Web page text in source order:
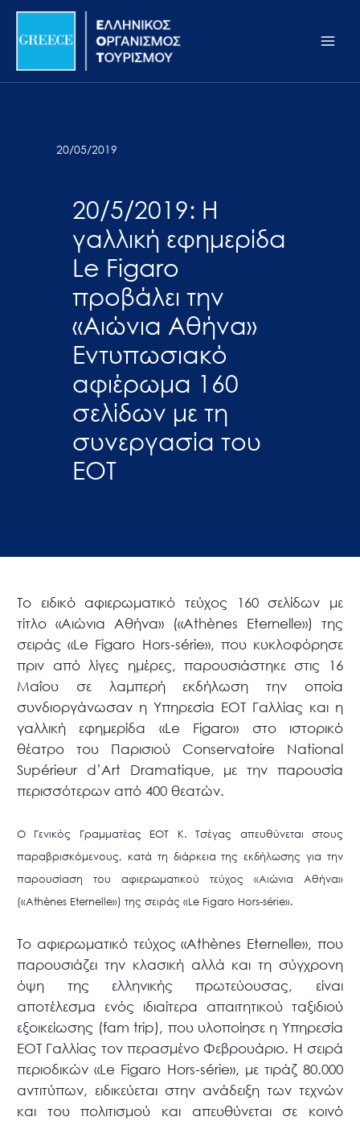
Σημείωση:
ιστότοπος
προσβασιμότητας.
Μετάβαση
περιεχόμενο
20/05/2019
20/5/2019: Η
γαλλική εφημερίδα
Le Figaro
προβάλει την
«Αιώνια Αθήνα»
Εντυπωσιακό
αφιέρωμα 160
σελίδων με τη
συνεργασία του
ΕΟΤ
Το ειδικό αφιερωματικό τεύχος 160 σελίδων με
τίτλο «Αιώνια Αθήνα» («Athènes Eternelle») της
σειράς «Le Figaro Hors-série», που κυκλοφόρησε
πριν από λίγες ημέρες, παρουσιάστηκε στις 16
Μαΐου σε λαμπερή εκδήλωση την οποία
συνδιοργάνωσαν η Υπηρεσία ΕΟΤ Γαλλίας και η
γαλλική εφημερίδα «Le Figaro» στο ιστορικό
θέατρο του Παρισιού Conservatoire National
Supérieur d’Art Dramatique, με την παρουσία
περισσότερων από 400 θεατών.
Ο Γενικός Γραμματέας ΕΟΤ Κ. Τσέγας απευθύνεται στους
παραβρισκόμενους, κατά τη διάρκεια της εκδήλωσης για την
παρουσίαση του αφιερωματικού τεύχος «Αιώνια Αθήνα»
(«Athènes Eternelle») της σειράς «Le Figaro Hors-série».
Το αφιερωματικό τεύχος «Athènes Eternelle», που
παρουσιάζει την κλασική αλλά και τη σύγχρονη
όψη της ελληνικής πρωτεύουσας, είναι
αποτέλεσμα ενός ιδιαίτερα απαιτητικού ταξιδιού
εξοικείωσης (fam trip), που υλοποίησε η Υπηρεσία
ΕΟΤ Γαλλίας τον περασμένο Φεβρουάριο. Η σειρά
περιοδικών «Le Figaro Ηors-série», με τιράζ 80.000
αντιτύπων, ειδικεύεται στην ανάδειξη των τεχνών
και του πολιτισμού και απευθύνεται σε κοινό